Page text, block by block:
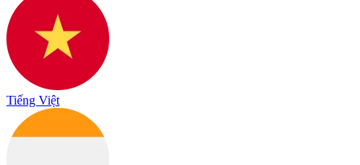
Tiếng Việt